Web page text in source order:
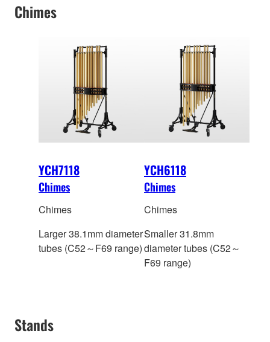
Chimes
YCH7118
Chimes
Chimes
Larger 38.1mm diameter
tubes (C52～F69 range)
YCH6118
Chimes
Chimes
Smaller 31.8mm
diameter tubes (C52～
F69 range)
Stands